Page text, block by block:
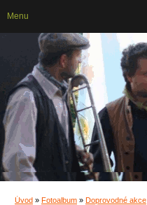
Úvod » Fotoalbum » Doprovodné akce
Menu